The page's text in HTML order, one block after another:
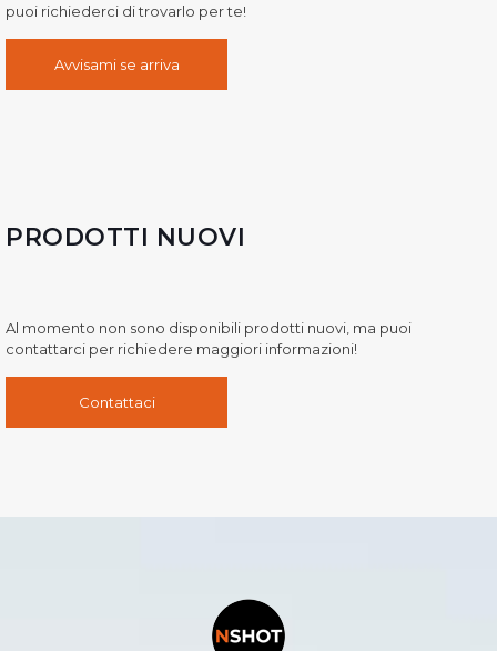
puoi richiederci di trovarlo per te!
Avvisami se arriva
PRODOTTI NUOVI
Al momento non sono disponibili prodotti nuovi, ma puoi
contattarci per richiedere maggiori informazioni!
Contattaci